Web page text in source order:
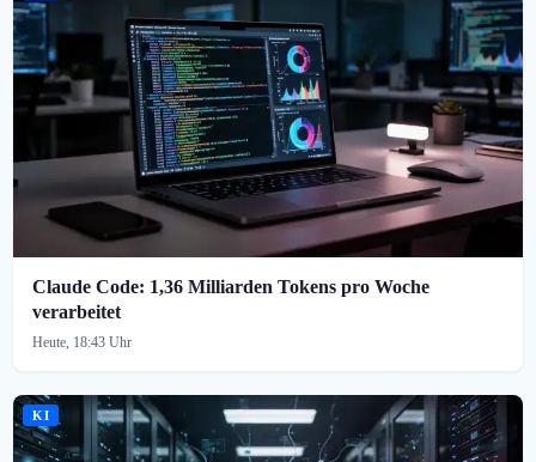
Claude Code: 1,36 Milliarden Tokens pro Woche
verarbeitet
Heute, 18:43 Uhr
KI